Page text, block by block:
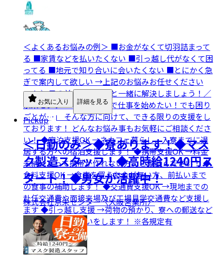
＜よくあるお悩みの例＞ ■お金がなくて切羽詰まって
る ■家賃などを払いたくない ■引っ越し代がなくて困
ってる ■地元で知り合いに会いたくない ■とにかく急
ぎで案内して欲しい →上記のお悩みお任せください
ッ！ ＼目の前のお困りごと一緒に解決しましょう！／
京栄センターでは 「工場で仕事を始めたい！でも困り
ごとが…」 そんな方に向けて、できる限りの支援をし
ております！ どんなお悩み事もお気軽にご相談くださ
い！ ◆宿泊支援OK →ネカフェ暮らし、入寮までに退
居する方への宿泊支援します！ ◆携帯支援OK →料金
未納によって携帯が作れない方、ご相談ください！ ◆
食料支援OK →食事を買うお金が無い方、前払いまで
の食事の補助します！ ◆交通費支援OK →現地までの
赴任交通費や面接来場及び工場見学交通費など支援し
ます ◆引っ越し支援 →荷物の預かり、寮への郵送など
引っ越しのお手伝いをします！ ※各規定有
お気に入り 詳細を見る
Pickup
＜日勤のみ＞◆寮あります！◆マス
ク製造スタッフ！◆高時給1240円ス
タート！◆男女が活躍中！
株式会社京栄センター〈大阪営業所〉